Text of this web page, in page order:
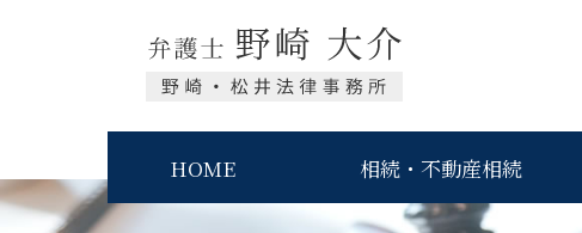
HOME 相続・不動産相続